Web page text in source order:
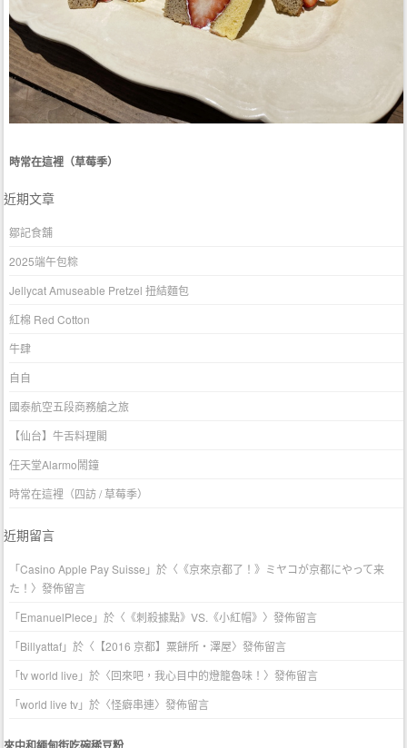
時常在這裡（草莓季）
近期文章
鄒記食舖
2025端午包粽
Jellycat Amuseable Pretzel 扭結麵包
紅棉 Red Cotton
牛肆
自自
國泰航空五段商務艙之旅
【仙台】牛舌料理閣
任天堂Alarmo鬧鐘
時常在這裡（四訪 / 草莓季）
近期留言
「Casino Apple Pay Suisse 」於〈 《京來京都了！》ミヤコが京都にやって来
た！ 〉發佈留言
「EmanuelPlece 」於〈 《刺殺據點》VS.《小紅帽》 〉發佈留言
「Billyattaf」於〈 【2016 京都】粟餅所・澤屋〉發佈留言
「tv world live 」於〈回來吧，我心目中的燈籠魯味！ 〉發佈留言
「world live tv」於〈怪癖串連〉發佈留言